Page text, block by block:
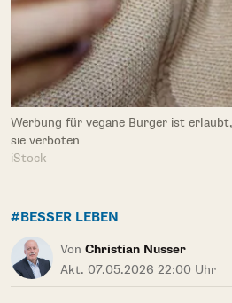
Werbung für vegane Burger ist
sie verboten
iStock
#BESSER LEBEN
Von Christian Nusser
Akt. 07.05.2026 22:00 Uhr